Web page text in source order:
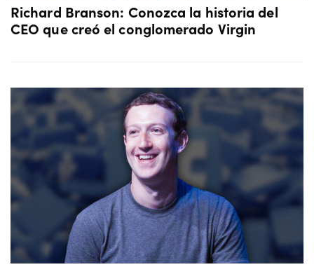
Richard Branson: Conozca la historia del
CEO que creó el conglomerado Virgin